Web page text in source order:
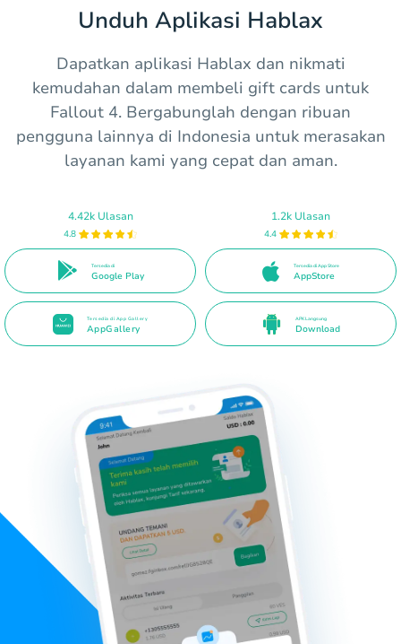
Unduh Aplikasi Hablax
Dapatkan aplikasi Hablax dan nikmati
kemudahan dalam membeli gift cards untuk
Fallout 4. Bergabunglah dengan ribuan
pengguna lainnya di Indonesia untuk merasakan
layanan kami yang cepat dan aman.
4.42k Ulasan
4.8
Tersedia di
Google Play
1.2k Ulasan
4.4
Tersedia di App Store
AppStore
Tersedia di App Gallery
AppGallery
APK Langsung
Download